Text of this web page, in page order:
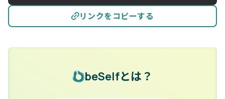
リンクをコピーする
beSelfとは？